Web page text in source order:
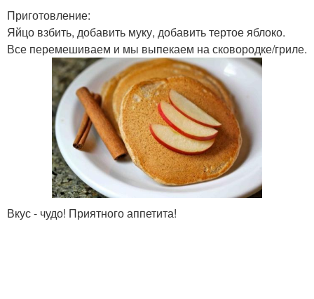
Приготовление:
Яйцо взбить, добавить муку, добавить тертое яблоко.
Все перемешиваем и мы выпекаем на сковородке/гриле.
Вкус - чудо! Приятного аппетита!